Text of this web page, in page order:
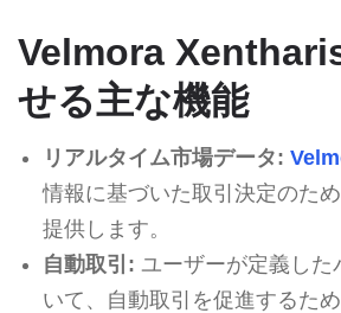
Velmora
せる主な機能
リアルタイム市場データ:
情報に基づいた取引決定のた
提供します。
自動取引: ユーザーが定義した
いて、自動取引を促進するた